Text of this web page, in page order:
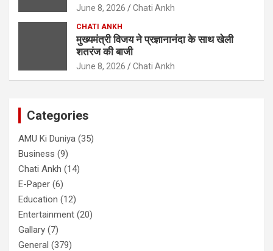
June 8, 2026 Chati Ankh
CHATI ANKH
मुख्यमंत्री विजय ने प्रज्ञानानंदा के साथ खेली
शतरंज की बाजी
June 8, 2026 Chati Ankh
Categories
AMU Ki Duniya (35)
Business (9)
Chati Ankh (14)
E-Paper (6)
Education (12)
Entertainment (20)
Gallary (7)
General (379)